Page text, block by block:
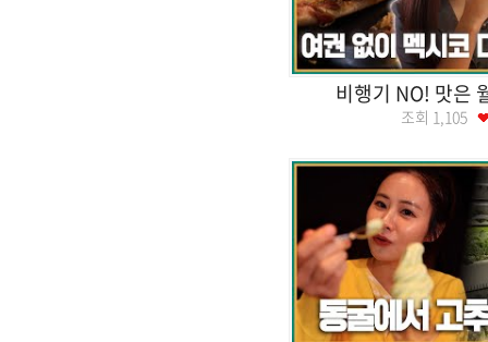
비행기 NO! 맛은
조회 1,105